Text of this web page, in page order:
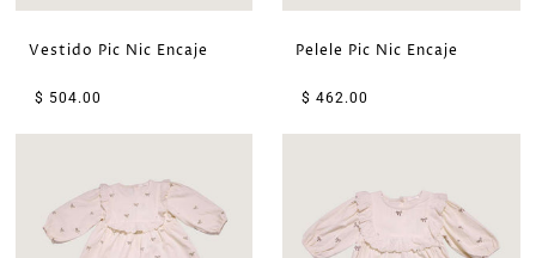
Vestido Pic Nic Encaje
$ 504.00
Pelele Pic Nic Encaje
$ 462.00